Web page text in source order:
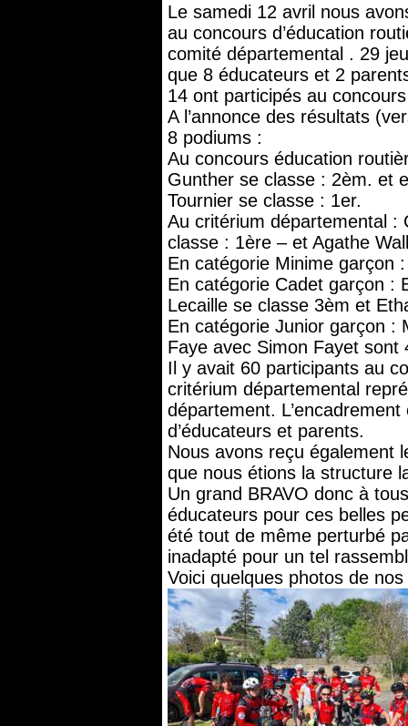
Le samedi 12 avril nous
au concours d’éducation
comité départemental . 29
que 8 éducateurs et 2
14 ont participés au
A l’annonce des résultats
8 podiums :
Au concours éducation
Gunther se classe : 2èm. et
Tournier se classe : 1er.
Au critérium départemental :
classe : 1ère – et Agathe
En catégorie Minime garçon
En catégorie Cadet garçon :
Lecaille se classe 3èm et
En catégorie Junior garçon :
Faye avec Simon Fayet
Il y avait 60 participants au
critérium départemental
département.
d’éducateurs et parents.
Nous avons reçu également
que nous étions la structure
Un grand BRAVO donc à
éducateurs pour ces belles
été tout de même perturbé
inadapté pour un tel
Voici quelques photos de